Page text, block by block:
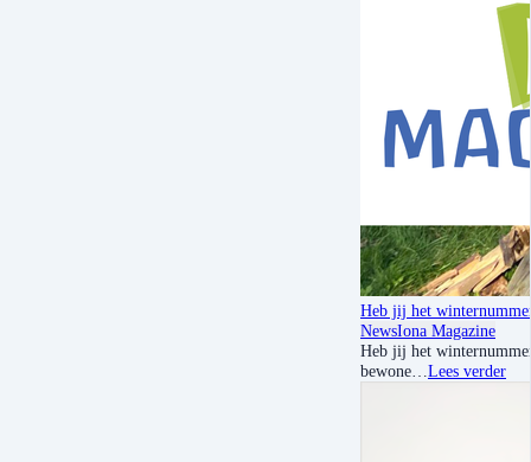
Heb jij het
NewsIona Magazine
Heb jij het
bewone… Lees verder